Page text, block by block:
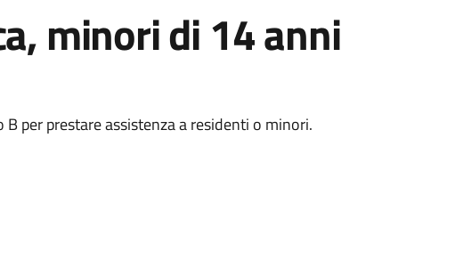
minori di 14 anni
B per prestare assistenza a residenti o minori.